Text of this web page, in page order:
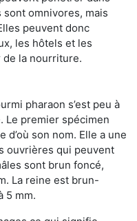
omnivores, mais
peuvent donc
les hôtels et les
la nourriture.
pharaon s’est peu à
Le premier spécimen
son nom. Elle a une
ouvrières qui peuvent
sont brun foncé,
La reine est brun-
5 mm.